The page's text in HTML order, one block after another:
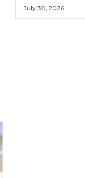
July 30, 2026